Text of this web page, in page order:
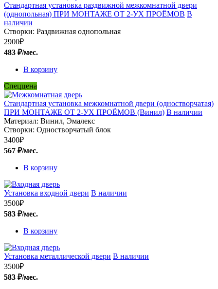
Стандартная установка раздвижной межкомнатной двери
(однопольная) ПРИ МОНТАЖЕ ОТ 2-УХ ПРОЁМОВ В
наличии
Створки: Раздвижная однопольная
2900₽
483 ₽/мес.
В корзину
Спеццена
Стандартная установка межкомнатной двери (одностворчатая)
ПРИ МОНТАЖЕ ОТ 2-УХ ПРОЁМОВ (Винил) В наличии
Материал: Винил, Эмалекс
Створки: Одностворчатый блок
3400₽
567 ₽/мес.
В корзину
Установка входной двери В наличии
3500₽
583 ₽/мес.
В корзину
Установка металлической двери В наличии
3500₽
583 ₽/мес.